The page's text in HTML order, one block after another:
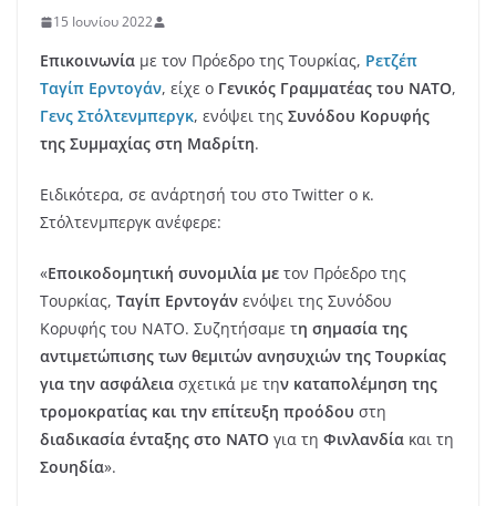
15 Ιουνίου 2022
Eπικοινωνία με τον Πρόεδρο της Τουρκίας, Ρετζέπ
Ταγίπ Ερντογάν, είχε ο Γενικός Γραμματέας του ΝΑΤΟ,
Γενς Στόλτενμπεργκ, ενόψει της Συνόδου Κορυφής
της Συμμαχίας στη Μαδρίτη.
Ειδικότερα, σε ανάρτησή του στο Twitter ο κ.
Στόλτενμπεργκ ανέφερε:
«Εποικοδομητική συνομιλία με τον Πρόεδρο της
Τουρκίας, Ταγίπ Ερντογάν ενόψει της Συνόδου
Κορυφής του ΝΑΤΟ. Συζητήσαμε τη σημασία της
αντιμετώπισης των θεμιτών ανησυχιών της Τουρκίας
για την ασφάλεια σχετικά με την καταπολέμηση της
τρομοκρατίας και την επίτευξη προόδου στη
διαδικασία ένταξης στο ΝΑΤΟ για τη Φινλανδία και τη
Σουηδία».